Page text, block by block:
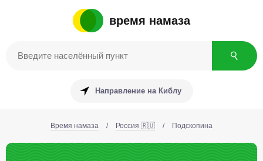
время намаза
Направление на Киблу
Время намаза / Россия 🇷🇺 / Подскопина